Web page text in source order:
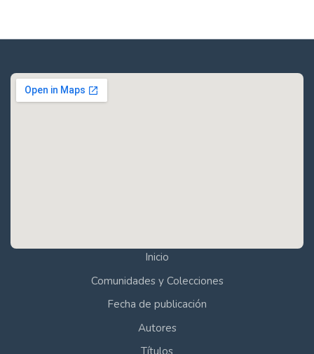
Inicio
Comunidades y Colecciones
Fecha de publicación
Autores